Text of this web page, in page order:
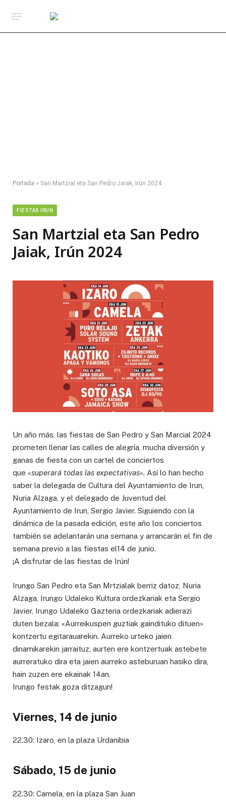
Portada » San Martzial eta San Pedro Jaiak, Irún 2024
FIESTAS IRUN
San Martzial eta San Pedro
Jaiak, Irún 2024
Un año más, las fiestas de San Pedro y San Marcial 2024
prometen llenar las calles de alegría, mucha diversión y
ganas de fiesta con un cartel de conciertos
que «superará todas las expectativas». Así lo han hecho
saber la delegada de Cultura del Ayuntamiento de Irun,
Nuria Alzaga, y el delegado de Juventud del
Ayuntamiento de Irun, Sergio Javier. Siguiendo con la
dinámica de la pasada edición, este año los conciertos
también se adelantarán una semana y arrancarán el fin de
semana previo a las fiestas el14 de junio.
¡A disfrutar de las fiestas de Irún!
Irungo San Pedro eta San Mrtzialak berriz datoz, Nuria
Alzaga, Irungo Udaleko Kultura ordezkariak eta Sergio
Javier, Irungo Udaleko Gazteria ordezkariak adierazi
duten bezala: «Aurreikuspen guztiak gaindituko dituen»
kontzertu egitarauarekin. Aurreko urteko jaien
dinamikarekin jarraituz, aurten ere kontzertuak astebete
aurreratuko dira eta jaien aurreko asteburuan hasiko dira,
hain zuzen ere ekainak 14an.
Irungo festak goza ditzagun!
Viernes, 14 de junio
22.30: Izaro, en la plaza Urdanibia
Sábado, 15 de junio
22.30: Camela, en la plaza San Juan